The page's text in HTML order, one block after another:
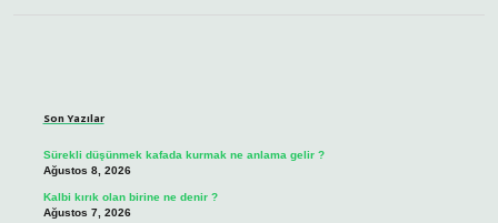
Son Yazılar
Sürekli düşünmek kafada kurmak ne anlama gelir ?
Ağustos 8, 2026
Kalbi kırık olan birine ne denir ?
Ağustos 7, 2026